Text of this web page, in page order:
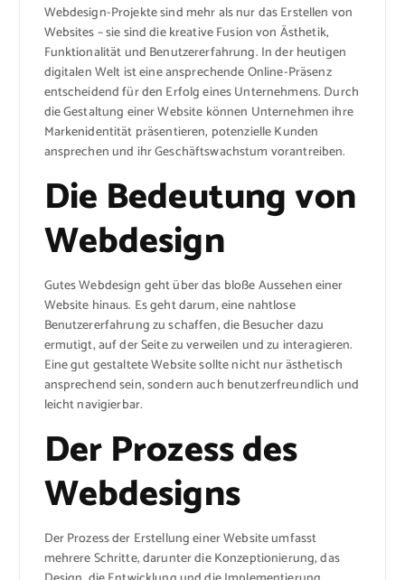
Webdesign-Projekte sind mehr als nur das Erstellen von
Websites – sie sind die kreative Fusion von Ästhetik,
Funktionalität und Benutzererfahrung. In der heutigen
digitalen Welt ist eine ansprechende Online-Präsenz
entscheidend für den Erfolg eines Unternehmens. Durch
die Gestaltung einer Website können Unternehmen ihre
Markenidentität präsentieren, potenzielle Kunden
ansprechen und ihr Geschäftswachstum vorantreiben.
Die Bedeutung von
Webdesign
Gutes Webdesign geht über das bloße Aussehen einer
Website hinaus. Es geht darum, eine nahtlose
Benutzererfahrung zu schaffen, die Besucher dazu
ermutigt, auf der Seite zu verweilen und zu interagieren.
Eine gut gestaltete Website sollte nicht nur ästhetisch
ansprechend sein, sondern auch benutzerfreundlich und
leicht navigierbar.
Der Prozess des
Webdesigns
Der Prozess der Erstellung einer Website umfasst
mehrere Schritte, darunter die Konzeptionierung, das